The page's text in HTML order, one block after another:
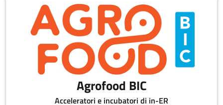
Agrofood BIC
Acceleratori e incubatori di in-ER